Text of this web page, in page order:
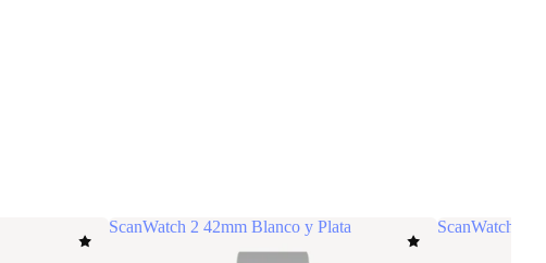
ScanWatch 2 42mm Blanco y Plata ScanWatch 2